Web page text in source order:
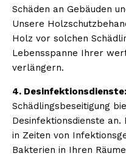
Schäden an Gebäuden
Unsere
Holz vor solchen
Lebensspanne Ihrer
verlängern.
4. Desinfektionsdienste:
Schädlingsbeseitigung
Desinfektionsdienste an.
in Zeiten von
Bakterien in Ihren